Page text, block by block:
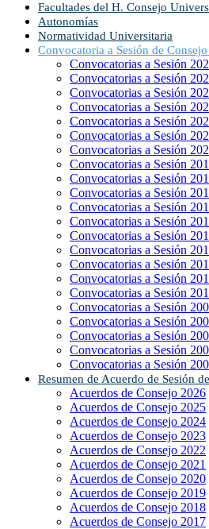
Facultades del H. Consejo
Autonomías
Normatividad Universitaria
Convocatoria a Sesión de
Convocatorias a Sesión
Convocatorias a Sesión
Convocatorias a Sesión
Convocatorias a Sesión
Convocatorias a Sesión
Convocatorias a Sesión
Convocatorias a Sesión
Convocatorias a Sesión
Convocatorias a Sesión
Convocatorias a Sesión
Convocatorias a Sesión
Convocatorias a Sesión
Convocatorias a Sesión
Convocatorias a Sesión
Convocatorias a Sesión
Convocatorias a Sesión
Convocatorias a Sesión
Convocatorias a Sesión
Convocatorias a Sesión
Convocatorias a Sesión
Convocatorias a Sesión
Convocatorias a Sesión
Resumen de Acuerdo de Sesión
Acuerdos de Consejo 2026
Acuerdos de Consejo 2025
Acuerdos de Consejo 2024
Acuerdos de Consejo 2023
Acuerdos de Consejo 2022
Acuerdos de Consejo 2021
Acuerdos de Consejo 2020
Acuerdos de Consejo 2019
Acuerdos de Consejo 2018
Acuerdos de Consejo 2017